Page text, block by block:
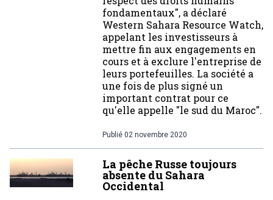
fondamentaux", a déclaré
Western Sahara Resource Watch,
appelant les investisseurs à
mettre fin aux engagements en
cours et à exclure l'entreprise de
leurs portefeuilles. La société a
une fois de plus signé un
important contrat pour ce
qu'elle appelle "le sud du Maroc".
Publié 02 novembre 2020
La pêche Russe toujours
absente du Sahara
Occidental